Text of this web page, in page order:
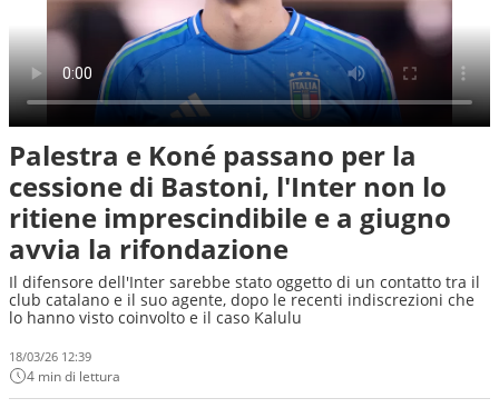
Palestra e Koné passano per la
cessione di Bastoni, l'Inter non lo
ritiene imprescindibile e a giugno
avvia la rifondazione
Il difensore dell'Inter sarebbe stato oggetto di un contatto tra il
club catalano e il suo agente, dopo le recenti indiscrezioni che
lo hanno visto coinvolto e il caso Kalulu
18/03/26 12:39
4 min di lettura